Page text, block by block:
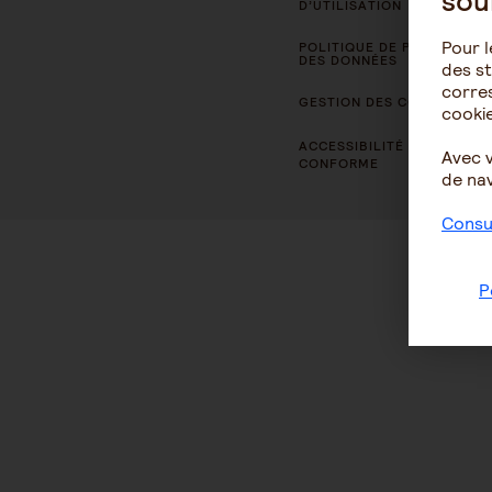
D’UTILISATION
POLITIQUE DE PROTECTION
DES DONNÉES
GESTION DES COOKIES
ACCESSIBILITÉ : NON
CONFORME
Pour
des
Avec
de